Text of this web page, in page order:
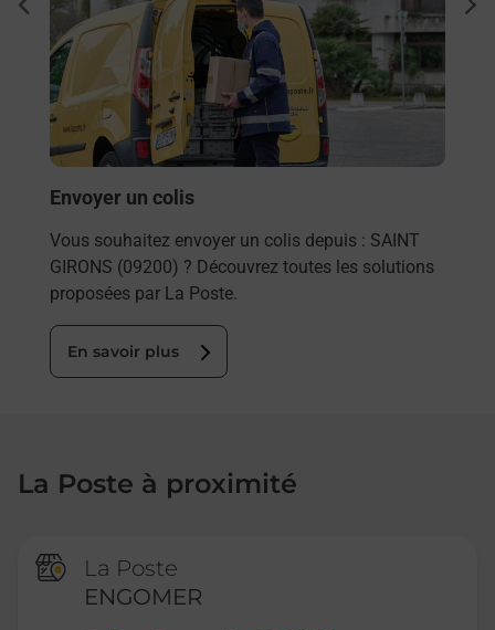
Envoyer un colis
Vous souhaitez envoyer un colis depuis : SAINT
GIRONS (09200) ? Découvrez toutes les solutions
proposées par La Poste.
En savoir plus
La Poste à proximité
La Poste
ENGOMER